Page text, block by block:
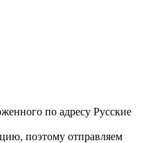
по адресу Русские
поэтому отправляем